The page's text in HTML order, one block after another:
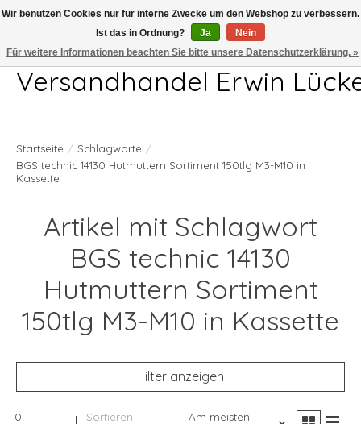
Telefon 04407 715872 MO-DO 7.00-17.00Uhr FR 7.00-13.00Uhr
Versandhandel Erwin
Startseite / Schlagworte /
BGS technic 14130 Hutmuttern Sortiment 150tlg M3-M10 in
Kassette
Artikel mit Schlagwort
BGS technic 14130
Hutmuttern Sortiment
150tlg M3-M10 in Kassette
Filter anzeigen
0
Sortieren
Am meisten
Wir benutzen Cookies nur für interne Zwecke um den Webshop zu verbessern.
Ist das in Ordnung?
Ja
Nein
Für weitere Informationen beachten Sie bitte unsere Datenschutzerklärung. »